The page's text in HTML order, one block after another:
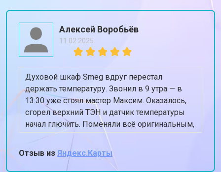
Алексей Воробьёв
11.02.2025
Духовой шкаф Smeg вдруг перестал
держать температуру. Звонил в 9 утра — в
13:30 уже стоял мастер Максим. Оказалось,
сгорел верхний ТЭН и датчик температуры
начал глючить. Поменяли всё оригинальным,
духовка теперь греет ровно 180, когда
ставлю 180. Спасибо, жена снова готовит
Отзыв из Яндекс.Карты